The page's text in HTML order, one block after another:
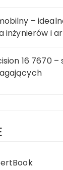
–
inżynierów i
16 7670